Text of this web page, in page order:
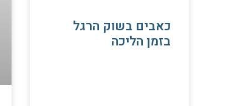
כאבים בשוק הרגל
בזמן הליכה